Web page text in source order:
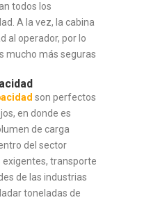
todos los
A la vez, la cabina
al operador, por lo
mucho más seguras
son perfectos
en donde es
de carga
del sector
transporte
de las industrias
toneladas de